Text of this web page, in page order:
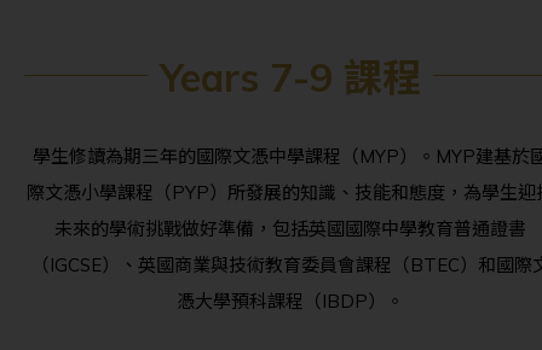
Years 7-9 課程
學生修讀為期三年的國際文憑中學課程（MYP）。MYP建基於
際文憑小學課程（PYP）所發展的知識、技能和態度，為學生迎
未來的學術挑戰做好準備，包括英國國際中學教育普通證書
（IGCSE）、英國商業與技術教育委員會課程（BTEC）和國際
憑大學預科課程（IBDP）。